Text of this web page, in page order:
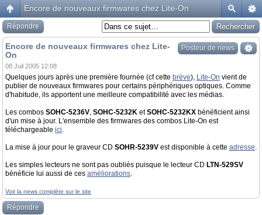
Encore de nouveaux firmwares chez Lite-On
Répondre
Posteur de news
Encore de nouveaux firmwares chez Lite-
On
08 Juil 2005 12:08
Quelques jours après une première fournée (cf cette brève), Lite-On vient de
publier de nouveaux firmwares pour certains périphériques optiques. Comme
d'habitude, ils apportent une meilleure compatibilité avec les médias.
Les combos SOHC-5236V, SOHC-5232K etSOHC-5232KX bénéficient ainsi
d'un mise à jour. L'ensemble des firmwares des combos Lite-On est
téléchargeable ici.
La mise à jour pour le graveur CD SOHR-5239V est disponible à cette adresse.
Les simples lecteurs ne sont pas oubliés puisque le lecteur CD LTN-529SV
bénéficie lui aussi de ces améliorations.
Voir la news complète sur le site
Répondre